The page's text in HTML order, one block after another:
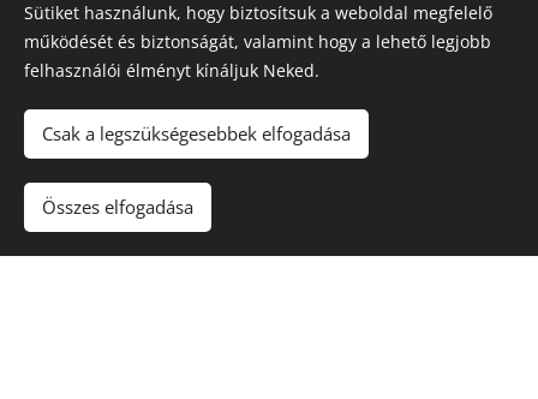
Sütiket használunk, hogy biztosítsuk a weboldal megfelelő
működését és biztonságát, valamint hogy a lehető legjobb
felhasználói élményt kínáljuk Neked.
Csak a legszükségesebbek elfogadása
Összes elfogadása